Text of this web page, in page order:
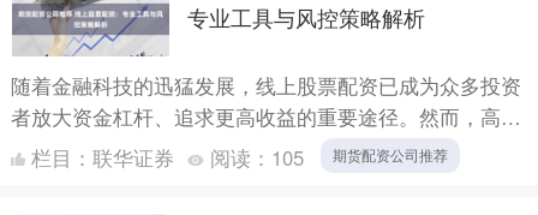
专业工具与风控策略解析
随着金融科技的迅猛发展，线上股票配资已成为众多投资
者放大资金杠杆、追求更高收益的重要途径。然而，高收
益往往伴随着高风险，如何在利用专业工具的同时，构建
严密的风控....
栏目： 联华证券 阅读： 105 期货配资公司推荐